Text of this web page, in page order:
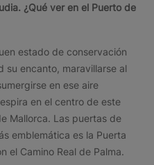
¿Qué ver en el Puerto de
estado de conservación
su encanto, maravillarse al
en ese aire
en el centro de este
Mallorca. Las puertas de
emblemática es la Puerta
el Camino Real de Palma.